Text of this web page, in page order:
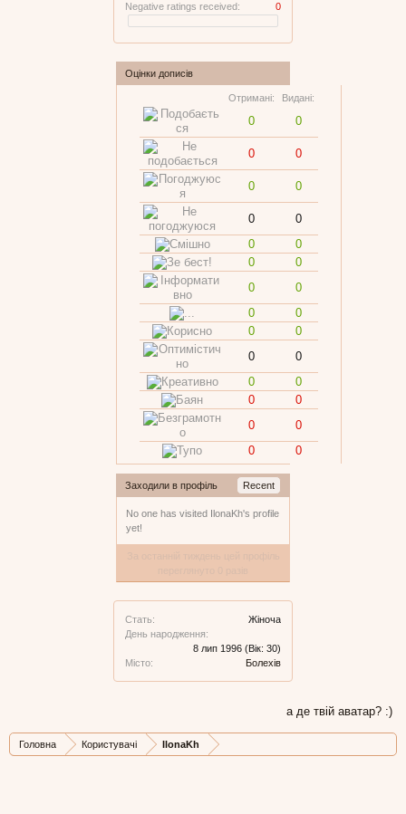
Negative ratings received:
0
Оцінки дописів
Отримані: Видані:
0 0
0 0
0 0
0
0
0
0
0
0
0
0
0
0
0
0
0
0
0
0
0
0
0
0
0
0
Заходили в профіль Recent
No one has visited IlonaKh's profile
yet!
Стать:
Жіноча
День народження:
8 лип 1996 (Вік: 30)
Місто:
Болехів
а де твій аватар? :)
Головна Користувачі IlonaKh